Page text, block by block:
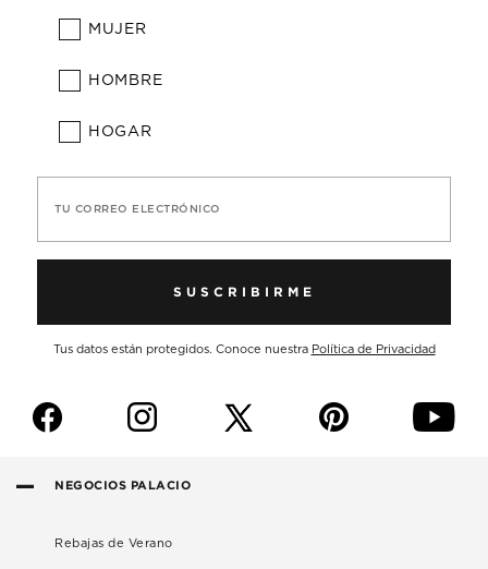
MUJER
HOMBRE
HOGAR
TU CORREO ELECTRÓNICO
SUSCRIBIRME
Tus datos están protegidos. Conoce nuestra Política de Privacidad
f i p y
NEGOCIOS PALACIO
Rebajas de Verano